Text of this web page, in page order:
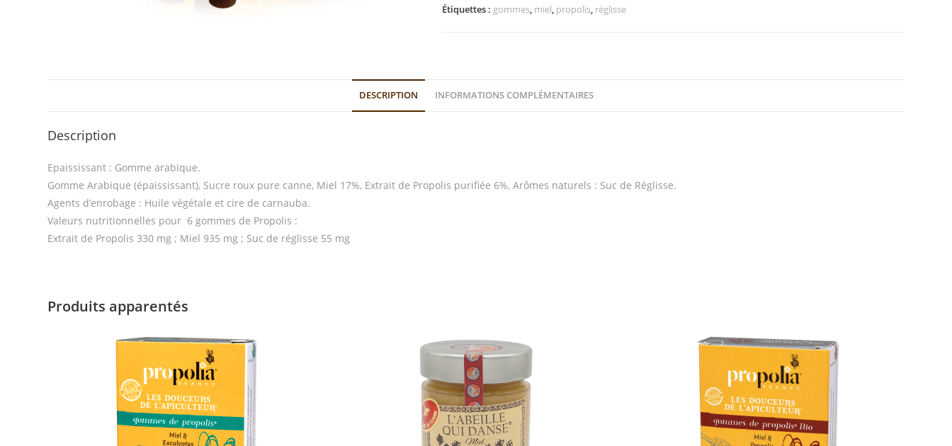
Étiquettes : gommes, miel, propolis, réglisse
DESCRIPTION INFORMATIONS COMPLÉMENTAIRES
Description
Epaississant : Gomme arabique.
Gomme Arabique (épaississant), Sucre roux pure canne, Miel 17%, Extrait de Propolis purifiée 6%, Arômes naturels : Suc de Réglisse.
Agents d’enrobage : Huile végétale et cire de carnauba.
Valeurs nutritionnelles pour 6 gommes de Propolis :
Extrait de Propolis 330 mg ; Miel 935 mg ; Suc de réglisse 55 mg
Produits apparentés